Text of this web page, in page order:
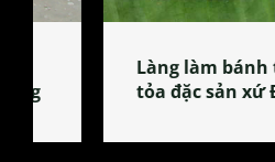
Làng làm bánh tẻ
tỏa đặc sản xứ Đoài